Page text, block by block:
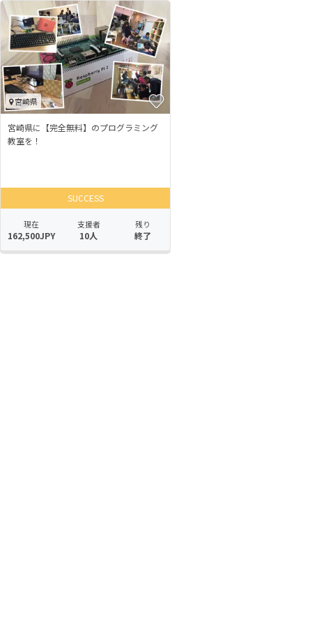
宮崎県
宮崎県に【完全無料】のプログラミング
教室を！
SUCCESS
現在
162,500JPY
支援者
10人
残り
終了